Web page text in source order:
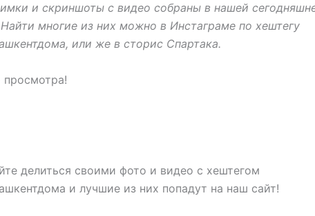
и скриншоты с видео собраны в нашей
многие из них можно в Инстаграме по хештегу
или же в сторис Спартака.
просмотра!
делиться своими фото и видео с хештегом
и лучшие из них попадут на наш сайт!